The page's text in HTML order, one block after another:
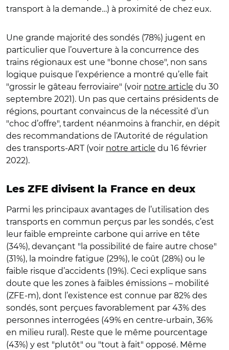
transport à la demande…) à proximité de chez eux.
Une grande majorité des sondés (78%) jugent en
particulier que l’ouverture à la concurrence des
trains régionaux est une "bonne chose", non sans
logique puisque l’expérience a montré qu’elle fait
"grossir le gâteau ferroviaire" (voir notre article du 30
septembre 2021). Un pas que certains présidents de
régions, pourtant convaincus de la nécessité d’un
"choc d’offre", tardent néanmoins à franchir, en dépit
des recommandations de l’Autorité de régulation
des transports-ART (voir notre article du 16 février
2022).
Les ZFE divisent la France en deux
Parmi les principaux avantages de l’utilisation des
transports en commun perçus par les sondés, c’est
leur faible empreinte carbone qui arrive en tête
(34%), devançant "la possibilité de faire autre chose"
(31%), la moindre fatigue (29%), le coût (28%) ou le
faible risque d’accidents (19%). Ceci explique sans
doute que les zones à faibles émissions – mobilité
(ZFE-m), dont l’existence est connue par 82% des
sondés, sont perçues favorablement par 43% des
personnes interrogées (49% en centre-urbain, 36%
en milieu rural). Reste que le même pourcentage
(43%) y est "plutôt" ou "tout à fait" opposé. Même